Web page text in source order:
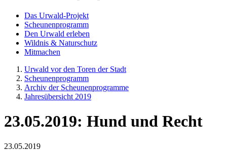
Das Urwald-Projekt
Scheunenprogramm
Den Urwald erleben
Wildnis & Naturschutz
Mitmachen
Urwald vor den Toren der Stadt
Scheunenprogramm
Archiv der Scheunenprogramme
Jahresübersicht 2019
23.05.2019: Hund und Recht
23.05.2019